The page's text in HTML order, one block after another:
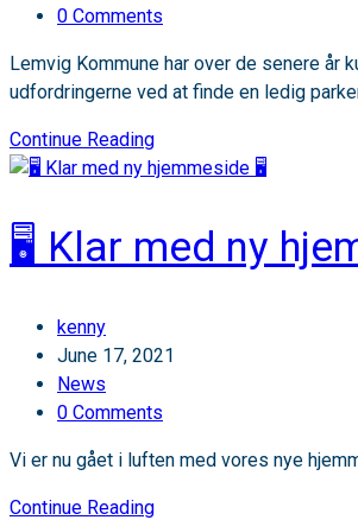
category:
Post
0 Comments
Lemvig Kommune har over de senere
udfordringerne ved at finde en ledig
Continue ReadingFra
et
til
Lemvig
🖥️ Klar med ny
Post
author:
kenny
Post
published:
June 17, 2021
Post
category:
News
Post
0 Comments
Vi er nu gået i luften med vores nye
Continue Reading🖥️